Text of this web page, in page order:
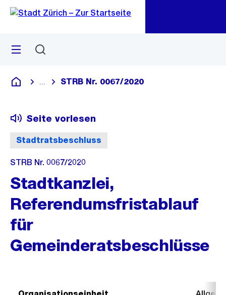
Navigation
Sprunglink
Menü
Deutsch
Blende alle Breadcrumbs ein
STRB Nr. 0067/2020
Stadtratsbeschluss
Seite vorlesen
STRB Nr. 0067/2020
Stadtkanzlei,
Referendumsfristablauf
für
Gemeinderatsbeschlüsse